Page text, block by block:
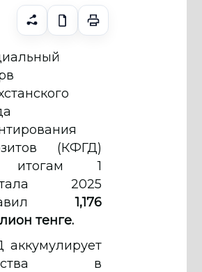
(КФГД)
1
2025
1,176
тенге.
аккумулирует
в